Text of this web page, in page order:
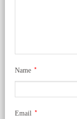
Name *
Email *